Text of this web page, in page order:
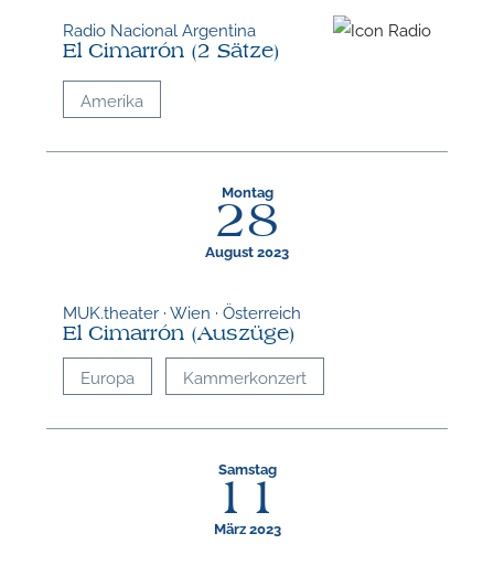
Radio Nacional Argentina
El Cimarrón (2 Sätze)
Amerika
Montag
28
August 2023
MUK.theater · Wien · Österreich
El Cimarrón (Auszüge)
Europa Kammerkonzert
Samstag
11
März 2023